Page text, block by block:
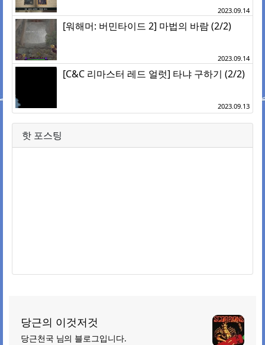
2023.09.14
[워해머: 버민타이드 2] 마법의 바람 (2/2)
2023.09.14
[C&C 리마스터 레드 얼럿] 타냐 구하기 (2/2)
2023.09.13
핫 포스팅
당근의 이것저것
당근천국 님의 블로그입니다.